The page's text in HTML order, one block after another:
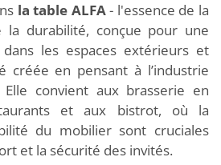
la table ALFA- l'essence de la
la durabilité, conçue pour une
les espaces extérieurs et
créée en pensant à l’industrie
convient aux brasserie en
et aux bistrot, où la
du mobilier sont cruciales
et la sécurité des invités.